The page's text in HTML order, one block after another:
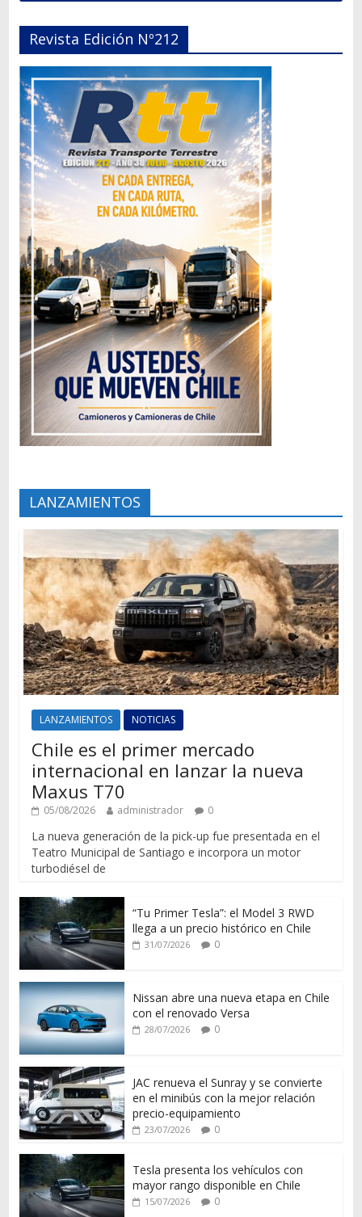
Revista Edición Nº212
LANZAMIENTOS
LANZAMIENTOS NOTICIAS
Chile es el primer mercado
internacional en lanzar la nueva
Maxus T70
05/08/2026 administrador 0
La nueva generación de la pick-up fue presentada en el
Teatro Municipal de Santiago e incorpora un motor
turbodiésel de
“Tu Primer Tesla”: el Model 3 RWD
llega a un precio histórico en Chile
31/07/2026 0
Nissan abre una nueva etapa en Chile
con el renovado Versa
28/07/2026 0
JAC renueva el Sunray y se convierte
en el minibús con la mejor relación
precio-equipamiento
23/07/2026 0
Tesla presenta los vehículos con
mayor rango disponible en Chile
15/07/2026 0